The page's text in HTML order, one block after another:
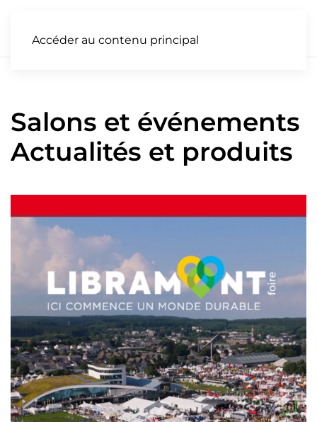
Accéder au contenu principal
Salons et événements
Actualités et produits